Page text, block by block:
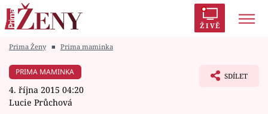
ŽIVĚ
Módní alarm
Zrádci
Prima Ženy ■ Prima maminka
PRIMA MAMINKA
4. října 2015 04:20
Lucie Průchová
SDÍLET